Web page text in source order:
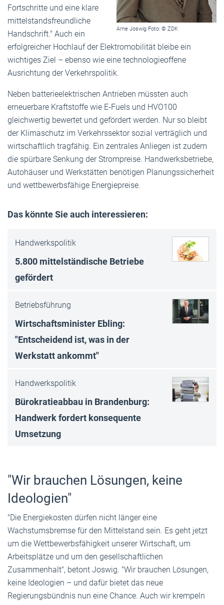
Arne Joswig Foto: © ZDK
Fortschritte und eine klare
mittelstandsfreundliche
Handschrift." Auch ein
erfolgreicher Hochlauf der Elektromobilität bleibe ein
wichtiges Ziel – ebenso wie eine technologieoffene
Ausrichtung der Verkehrspolitik.
Neben batterieelektrischen Antrieben müssten auch
erneuerbare Kraftstoffe wie E-Fuels und HVO100
gleichwertig bewertet und gefördert werden. Nur so bleibt
der Klimaschutz im Verkehrssektor sozial verträglich und
wirtschaftlich tragfähig. Ein zentrales Anliegen ist zudem
die spürbare Senkung der Strompreise. Handwerksbetriebe,
Autohäuser und Werkstätten benötigen Planungssicherheit
und wettbewerbsfähige Energiepreise.
Das könnte Sie auch interessieren:
Handwerkspolitik
5.800 mittelständische Betriebe
gefördert
Betriebsführung
Wirtschaftsminister Ebling:
"Entscheidend ist, was in der
Werkstatt ankommt"
Handwerkspolitik
Bürokratieabbau in Brandenburg:
Handwerk fordert konsequente
Umsetzung
"Wir brauchen Lösungen, keine
Ideologien"
"Die Energiekosten dürfen nicht länger eine
Wachstumsbremse für den Mittelstand sein. Es geht jetzt
um die Wettbewerbsfähigkeit unserer Wirtschaft, um
Arbeitsplätze und um den gesellschaftlichen
Zusammenhalt", betont Joswig. "Wir brauchen Lösungen,
keine Ideologien – und dafür bietet das neue
Regierungsbündnis nun eine Chance. Auch wir krempeln